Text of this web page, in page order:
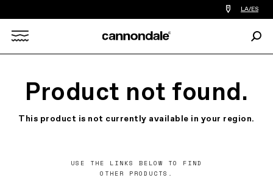
Encontrar
tiedas
bicicletas
de
LA/ES
Product not found.
This product is not currently available in your region.
USE THE LINKS BELOW TO FIND
OTHER PRODUCTS.